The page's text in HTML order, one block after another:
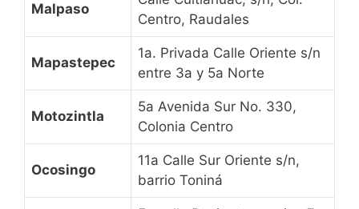
Malpaso
Centro, Raudales
Mapastepec
1a. Privada Calle Oriente s/n
entre 3a y 5a Norte
Motozintla
5a Avenida Sur No. 330,
Colonia Centro
Ocosingo
11a Calle Sur Oriente s/n,
barrio Toniná